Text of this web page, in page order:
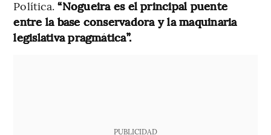
Política.“Nogueira es el principal puente
entre la base conservadora y la maquinaria
legislativa pragmática”.
PUBLICIDAD